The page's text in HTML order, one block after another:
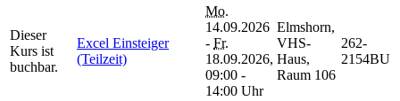
Dieser
Kurs ist
buchbar.
Excel Einsteiger
(Teilzeit)
Mo.
14.09.2026
- Fr.
18.09.2026,
09:00 -
14:00 Uhr
Elmshorn,
VHS-
Haus,
Raum 106
262-
2154BU